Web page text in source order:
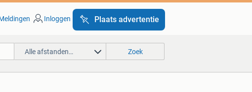
Inloggen Plaats advertentie
Alle afstanden… Zoek